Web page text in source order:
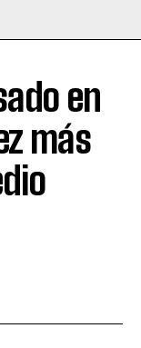
en
más